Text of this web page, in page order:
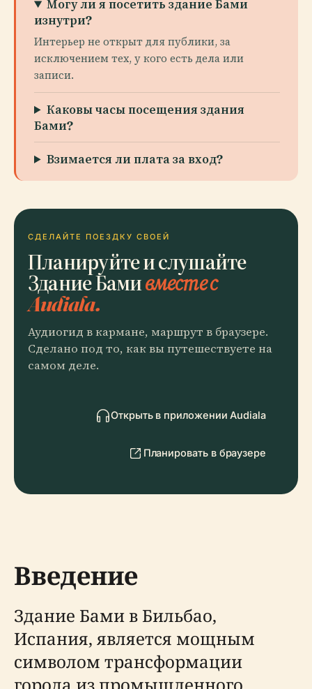
Могу ли я посетить здание Бами
изнутри?
Интерьер не открыт для публики, за
исключением тех, у кого есть дела или
записи.
Каковы часы посещения здания
Бами?
Взимается ли плата за вход?
СДЕЛАЙТЕ ПОЕЗДКУ СВОЕЙ
Планируйте и слушайте
Здание Бамивместе с
Audiala.
Аудиогид в кармане, маршрут в браузере.
Сделано под то, как вы путешествуете на
самом деле.
Открыть в приложении Audiala
Планировать в браузере
Введение
Здание Бами в Бильбао,
Испания, является мощным
символом трансформации